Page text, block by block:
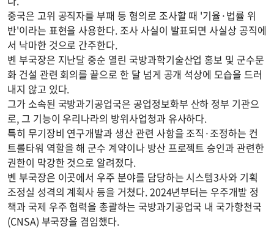
중국은 고위 공직자를 부패 등 혐의로 조사할 때 '기율·법률 위
반'이라는 표현을 사용한다. 조사 사실이 발표되면 사실상 공직에
서 낙마한 것으로 간주한다.
볜 부국장은 지난달 중순 열린 국방과학기술산업 홍보 및 군수문
화 건설 관련 회의를 끝으로 한 달 넘게 공개 석상에 모습을 드러
내지 않고 있다.
그가 소속된 국방과기공업국은 공업정보화부 산하 정부 기관으
로, 그 기능이 우리나라의 방위사업청과 유사하다.
특히 무기장비 연구개발과 생산 관련 사항을 조직·조정하는 컨
트롤타워 역할을 해 군수 계약이나 방산 프로젝트 승인과 관련한
권한이 막강한 것으로 알려졌다.
볜 부국장은 이곳에서 우주 분야를 담당하는 시스템3사와 기획
조정실 성격의 계획사 등을 거쳤다. 2024년부터는 우주개발 정
책과 국제 우주 협력을 총괄하는 국방과기공업국 내 국가항천국
(CNSA) 부국장을 겸임했다.